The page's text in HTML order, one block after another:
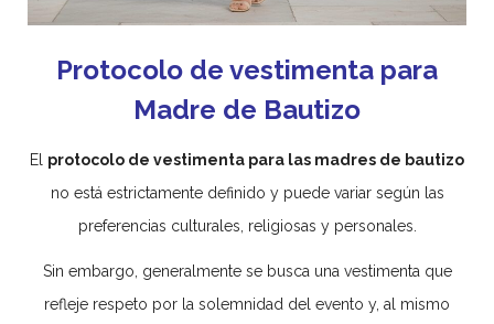
Protocolo de vestimenta para
Madre de Bautizo
El protocolo de vestimenta para las madres de bautizo
no está estrictamente definido y puede variar según las
preferencias culturales, religiosas y personales.
Sin embargo, generalmente se busca una vestimenta que
refleje respeto por la solemnidad del evento y, al mismo